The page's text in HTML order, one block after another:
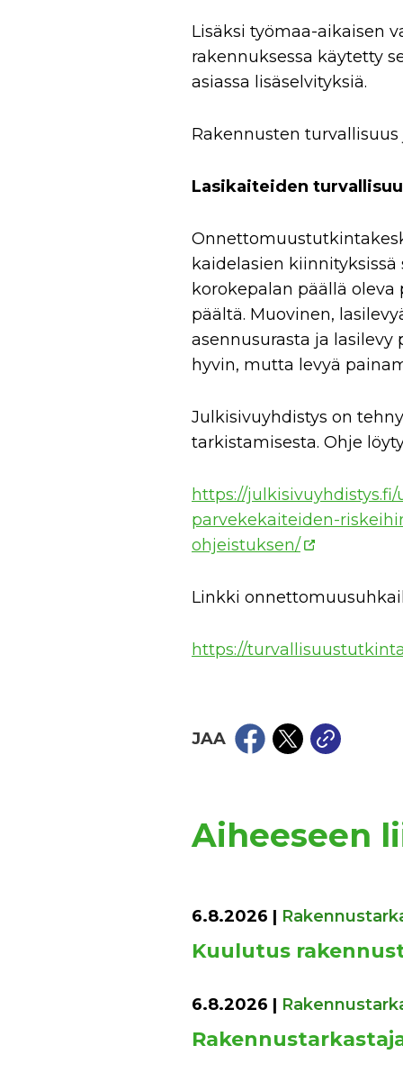
Lisäksi työmaa-aikaisen
rakennuksessa käytetty
asiassa lisäselvityksiä.
Rakennusten
Lasikaiteiden
kaidelasien
korokepalan päällä
päältä. Muovinen,
asennusurasta ja lasilevy
hyvin, mutta levyä
Julkisivuyhdistys on
tarkistamisesta. Ohje
https://
parvekekaiteiden-
ohjeistuksen/
Linkki
https://
JAA
Aiheeseen
6.8.2026 |
Kuulutus
6.8.2026 |